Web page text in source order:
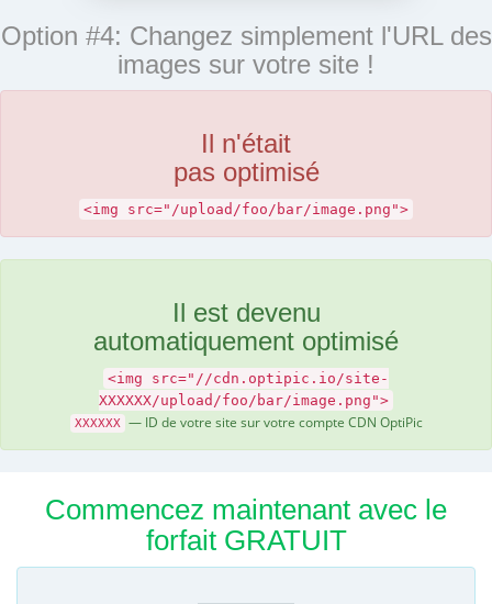
Option #4: Changez simplement l'URL des
images sur votre site !
Il n'était
pas optimisé
<img src="/upload/foo/bar/image.png">
Il est devenu
automatiquement optimisé
<img src="//cdn.optipic.io/site-
XXXXXX/upload/foo/bar/image.png">
XXXXXX — ID de votre site sur votre compte CDN OptiPic
Commencez maintenant avec le
forfait GRATUIT